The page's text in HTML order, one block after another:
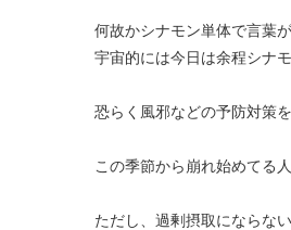
何故かシナモン単体で言葉
宇宙的には今日は余程シナ
恐らく風邪などの予防対策
この季節から崩れ始めてる
ただし、過剰摂取にならな